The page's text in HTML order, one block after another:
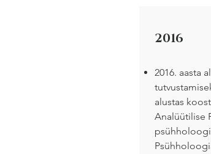
2016
2016. aasta
alustas
Analüütilise